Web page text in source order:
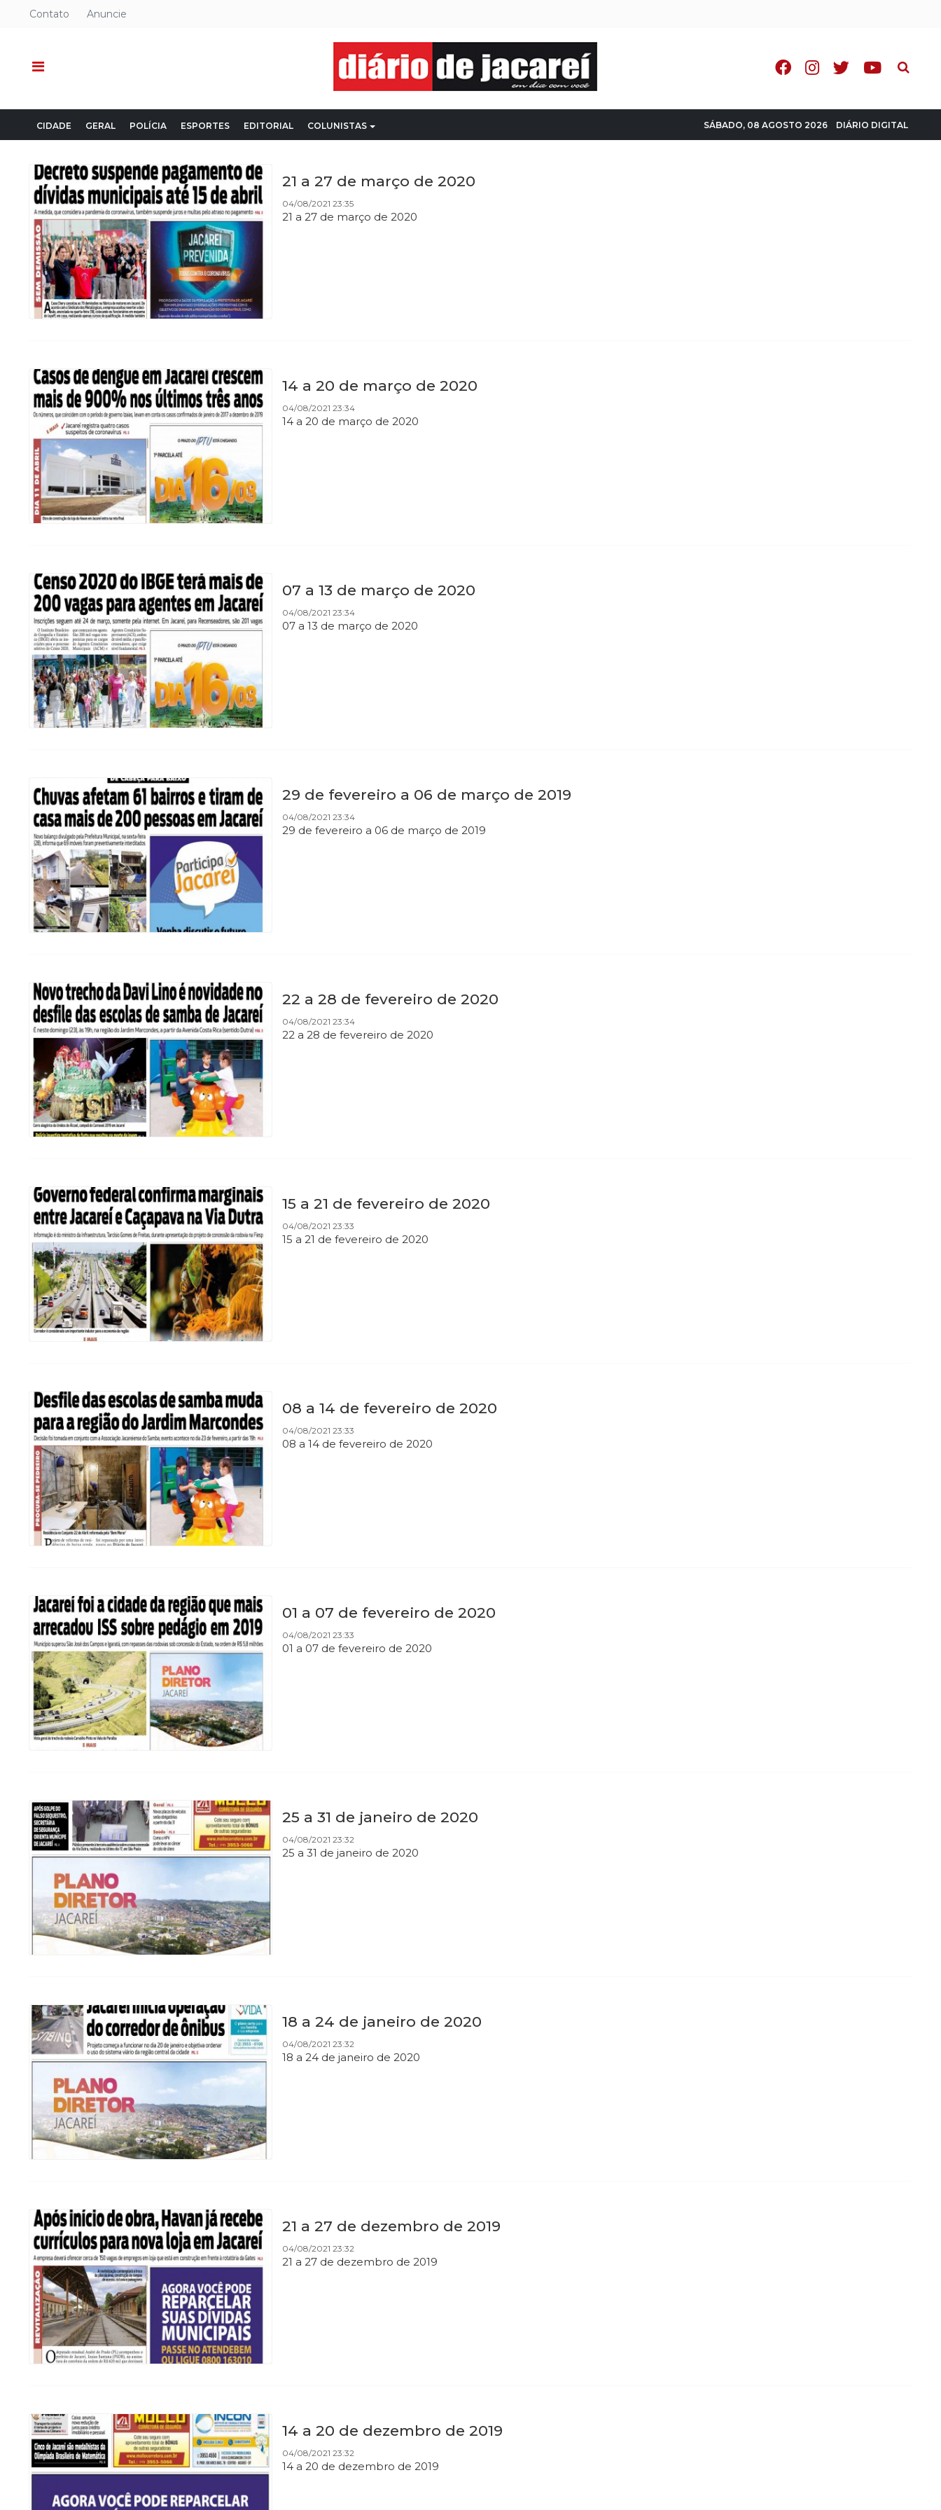
Contato Anuncie
Pesquisa
CIDADE GERAL POLÍCIA ESPORTES EDITORIAL COLUNISTAS SÁBADO, 08 AGOSTO 2026 DIÁRIO DIGITAL
21 a 27 de março de 2020
04/08/2021 23:35
21 a 27 de março de 2020
14 a 20 de março de 2020
04/08/2021 23:34
14 a 20 de março de 2020
07 a 13 de março de 2020
04/08/2021 23:34
07 a 13 de março de 2020
29 de fevereiro a 06 de março de 2019
04/08/2021 23:34
29 de fevereiro a 06 de março de 2019
22 a 28 de fevereiro de 2020
04/08/2021 23:34
22 a 28 de fevereiro de 2020
15 a 21 de fevereiro de 2020
04/08/2021 23:33
15 a 21 de fevereiro de 2020
08 a 14 de fevereiro de 2020
04/08/2021 23:33
08 a 14 de fevereiro de 2020
01 a 07 de fevereiro de 2020
04/08/2021 23:33
01 a 07 de fevereiro de 2020
25 a 31 de janeiro de 2020
04/08/2021 23:32
25 a 31 de janeiro de 2020
18 a 24 de janeiro de 2020
04/08/2021 23:32
18 a 24 de janeiro de 2020
21 a 27 de dezembro de 2019
04/08/2021 23:32
21 a 27 de dezembro de 2019
14 a 20 de dezembro de 2019
04/08/2021 23:32
14 a 20 de dezembro de 2019